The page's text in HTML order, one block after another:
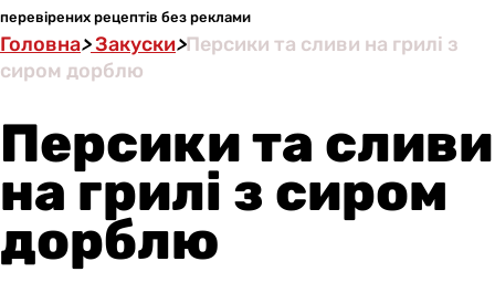
перевірених рецептів без реклами
Головна>Закуски>Персики та сливи на грилі з
сиром дорблю
Персики та сливи
на грилі з сиром
дорблю